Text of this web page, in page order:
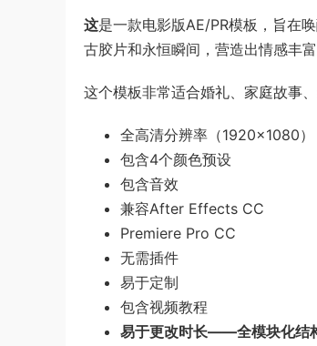
这是一款电影版AE/PR模板，旨在
古胶片和永恒瞬间，营造出情感丰
这个模板非常适合婚礼、家庭故事
全高清分辨率（1920×1080）
包含4个颜色预设
包含音效
兼容After Effects CC
Premiere Pro CC
无需插件
易于定制
包含视频教程
易于更改时长——全模块化结